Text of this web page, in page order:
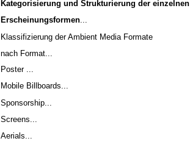
Kategorisierung und Strukturierung der einzelnen
Erscheinungsformen...
Klassifizierung der Ambient Media Formate
nach Format...
Poster ...
Mobile Billboards...
Sponsorship...
Screens...
Aerials...